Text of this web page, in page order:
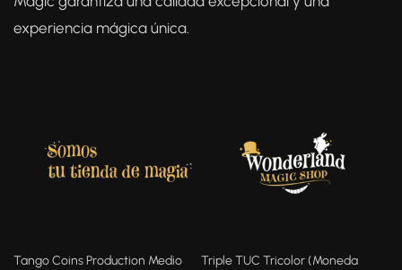
experiencia mágica única.
Tango Coins Production Medio
Triple TUC Tricolor (Moneda